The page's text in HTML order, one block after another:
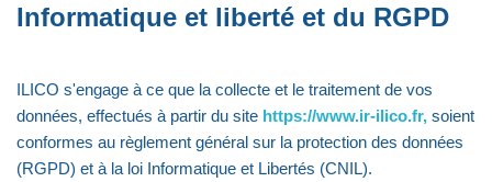
Informatique et liberté et du RGPD
ILICO s'engage à ce que la collecte et le traitement de vos
données, effectués à partir du site https://www.ir-ilico.fr, soient
conformes au règlement général sur la protection des données
(RGPD) et à la loi Informatique et Libertés (CNIL).